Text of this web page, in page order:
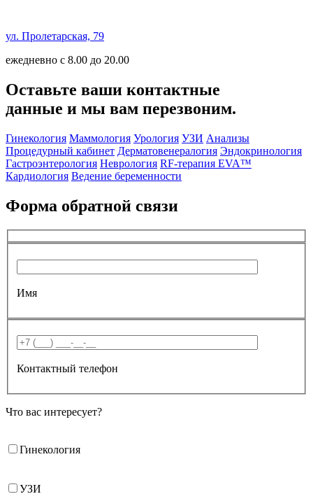
ул. Пролетарская, 79
ежедневно с 8.00 до 20.00
Оставьте ваши контактные
данные и мы вам перезвоним.
Гинекология Маммология Урология УЗИ Анализы
Процедурный кабинет Дерматовенералогия Эндокринология
Гастроэнтерология Неврология RF-терапия EVA™
Кардиология Ведение беременности
Форма обратной связи
Имя
Контактный телефон
Что вас интересует?
Гинекология
УЗИ